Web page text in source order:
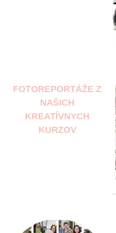
FOTOREPORTÁŽE Z
NAŠICH
KREATÍVNYCH
KURZOV